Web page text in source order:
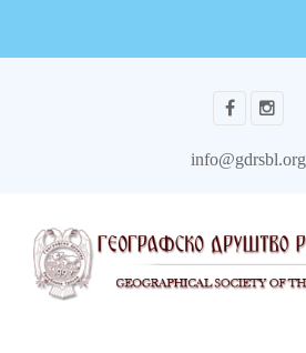
info@gdrsbl.org